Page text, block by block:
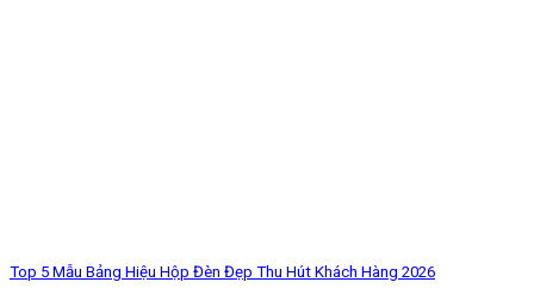
Top 5 Mẫu Bảng Hiệu Hộp Đèn Đẹp Thu Hút Khách Hàng 2026